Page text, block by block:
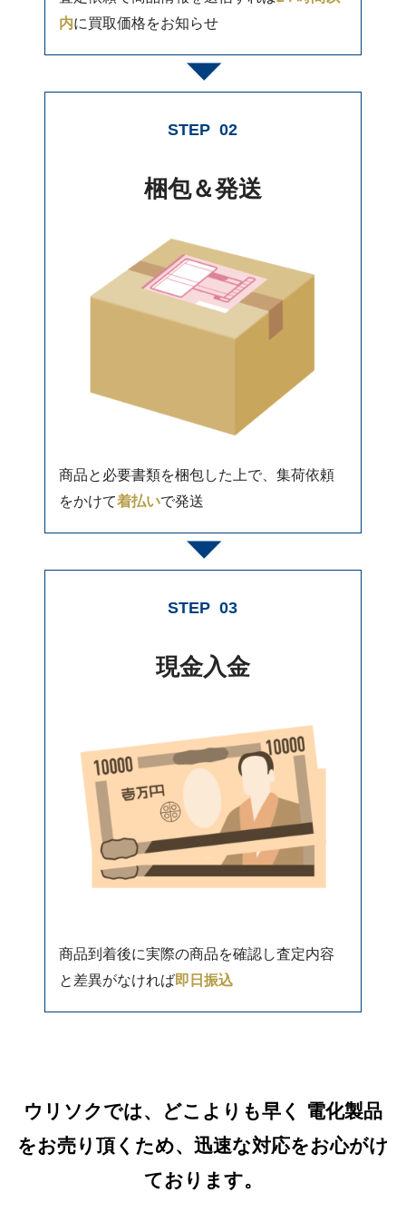
内に買取価格をお知らせ
STEP 02
梱包＆発送
商品と必要書類を梱包した上で、集荷依頼
をかけて着払いで発送
STEP 03
現金入金
商品到着後に実際の商品を確認し査定内容
と差異がなければ即日振込
ウリソクでは、どこよりも早く 電化製品
をお売り頂くため、迅速な対応をお心がけ
ております。